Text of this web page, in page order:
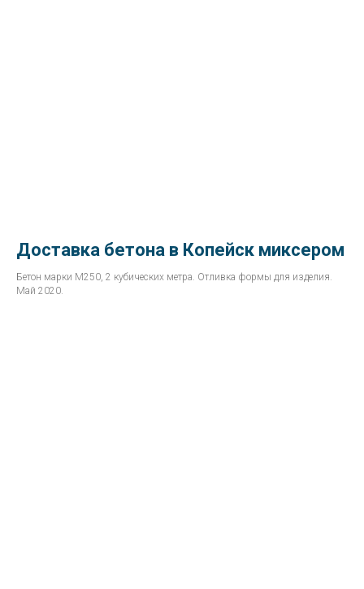
Доставка бетона в Копейск миксером
Бетон марки М250, 2 кубических метра. Отливка формы для изделия.
Май 2020.